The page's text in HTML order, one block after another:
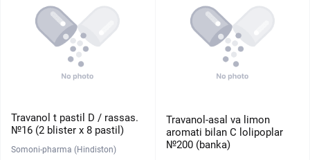
Travanol t pastil D / rassas.
№16 (2 blister х 8 pastil)
Somoni-pharma (Hindiston)
Travanol-asal va limon
aromati bilan C lolipoplar
№200 (banka)